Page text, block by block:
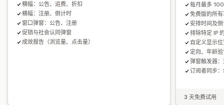
横幅：公告、运费、折扣
横幅：注册、倒计时
窗口弹窗：公告、注册
促销与社会认同弹窗
成效报告（浏览量、点击量）
每月最多
免费版的所
安排时间及
排除特定 IP
自定义显示
定向、年龄
弹窗触发器
订阅者同步
3 天免费试用